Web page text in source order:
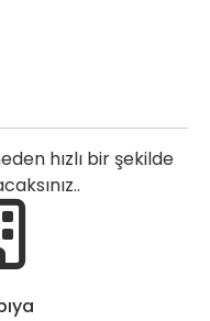
hızlı bir şekilde